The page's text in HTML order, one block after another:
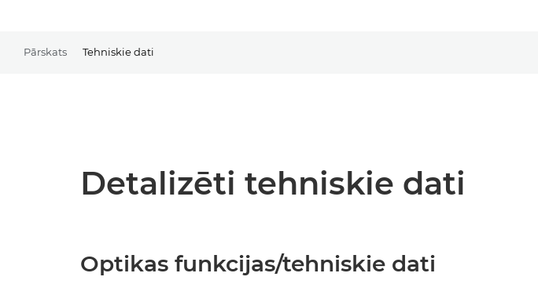
Pārskats Tehniskie dati
Detalizēti tehniskie dati
Optikas funkcijas/tehniskie dati